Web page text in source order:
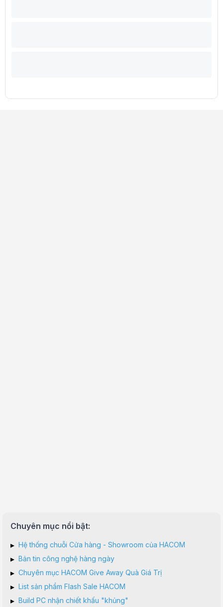
Chuyên mục nổi bật:
▸ Hệ thống chuỗi Cửa hàng - Showroom của HACOM
▸ Bản tin công nghệ hàng ngày
▸ Chuyên mục HACOM Give Away Quà Giá Trị
▸ List sản phẩm Flash Sale HACOM
▸ Build PC nhận chiết khấu "khủng"